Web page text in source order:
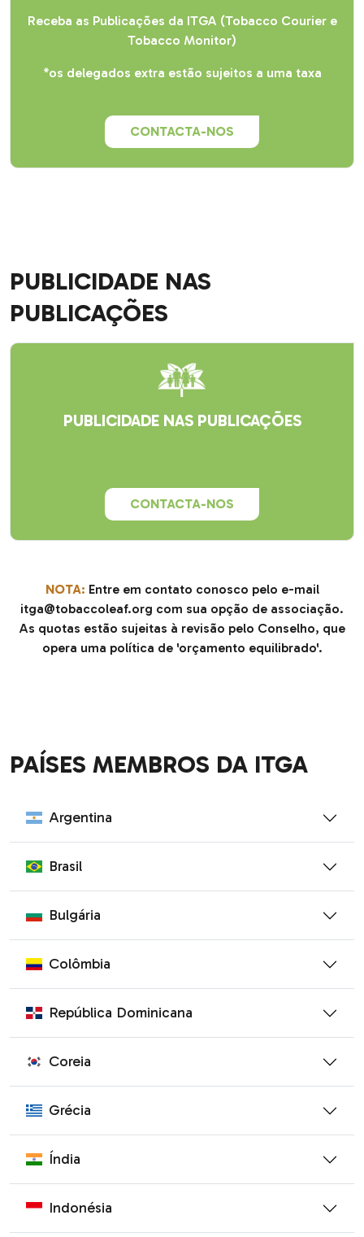
Receba as Publicações da ITGA (Tobacco Courier e
Tobacco Monitor)
*os delegados extra estão sujeitos a uma taxa
CONTACTA-NOS
PUBLICIDADE NAS
PUBLICAÇÕES
PUBLICIDADE NAS PUBLICAÇÕES
CONTACTA-NOS
NOTA: Entre em contato conosco pelo e-mail
itga@tobaccoleaf.org com sua opção de associação.
As quotas estão sujeitas à revisão pelo Conselho, que
opera uma política de 'orçamento equilibrado'.
PAÍSES MEMBROS DA ITGA
Argentina
Brasil
Bulgária
Colômbia
República Dominicana
Coreia
Grécia
Índia
Indonésia